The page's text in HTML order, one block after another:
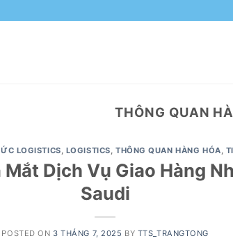
THÔNG QUAN
LOGISTICS, LOGISTICS, THÔNG QUAN HÀNG HÓA,
Dịch Vụ Giao Hàng
Saudi
POSTED ON 3 THÁNG 7, 2025 BY TTS_TRANGTONG